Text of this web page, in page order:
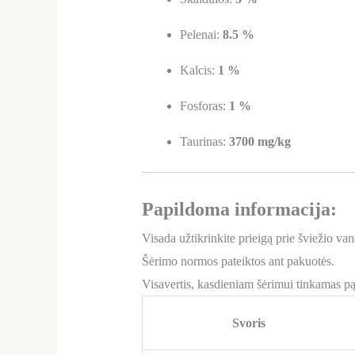
Pelenai: 8.5 %
Kalcis: 1 %
Fosforas: 1 %
Taurinas: 3700 mg/kg
Papildoma informacija:
Visada užtikrinkite prieigą prie šviežio
Šėrimo normos pateiktos ant pakuotės.
Visavertis, kasdieniam šėrimui tinkamas
Svoris